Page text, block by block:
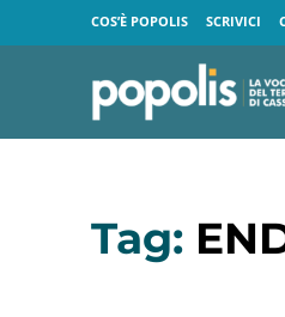
COS’È POPOLIS SCRIVICI
Tag: